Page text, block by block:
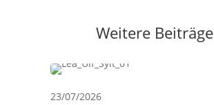
Weitere Beiträge
23/07/2026